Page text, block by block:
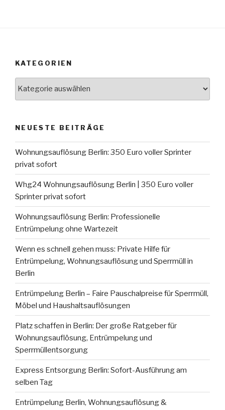
KATEGORIEN
NEUESTE BEITRÄGE
Wohnungsauflösung Berlin: 350 Euro voller Sprinter
privat sofort
Whg24 Wohnungsauflösung Berlin | 350 Euro voller
Sprinter privat sofort
Wohnungsauflösung Berlin: Professionelle
Entrümpelung ohne Wartezeit
Wenn es schnell gehen muss: Private Hilfe für
Entrümpelung, Wohnungsauflösung und Sperrmüll in
Berlin
Entrümpelung Berlin – Faire Pauschalpreise für Sperrmüll,
Möbel und Haushaltsauflösungen
Platz schaffen in Berlin: Der große Ratgeber für
Wohnungsauflösung, Entrümpelung und
Sperrmüllentsorgung
Express Entsorgung Berlin: Sofort-Ausführung am
selben Tag
Entrümpelung Berlin, Wohnungsauflösung &